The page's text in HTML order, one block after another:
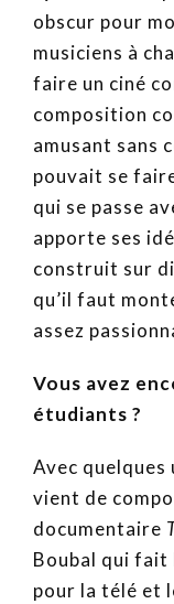
obscur pour
musiciens à
faire un ciné
composition
amusant sans
pouvait se
qui se passe
apporte ses
construit sur
qu’il faut
assez
Vous avez
étudiants ?
Avec quelques
vient de
documentaire
Boubal qui fait
pour la télé et